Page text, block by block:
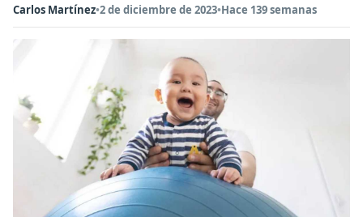
Carlos Martínez•2 de diciembre de 2023•Hace 139 semanas